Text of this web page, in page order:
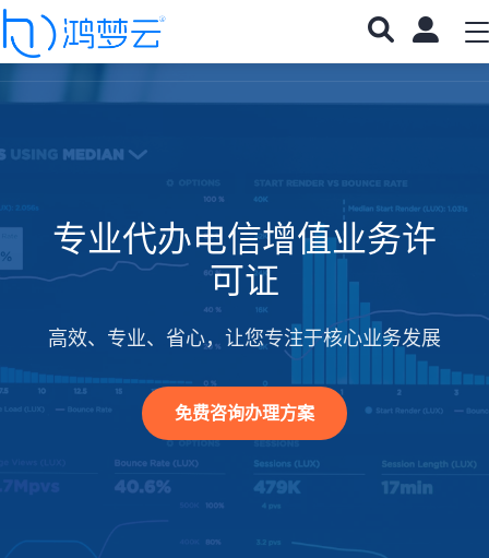
专业代办电信增值业务许
可证
高效、专业、省心，让您专注于核心业务发展
免费咨询办理方案